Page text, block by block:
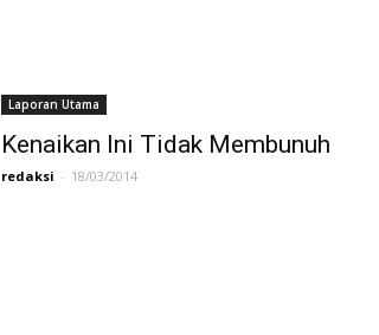
Laporan Utama
Kenaikan Ini Tidak Membunuh
redaksi - 18/03/2014